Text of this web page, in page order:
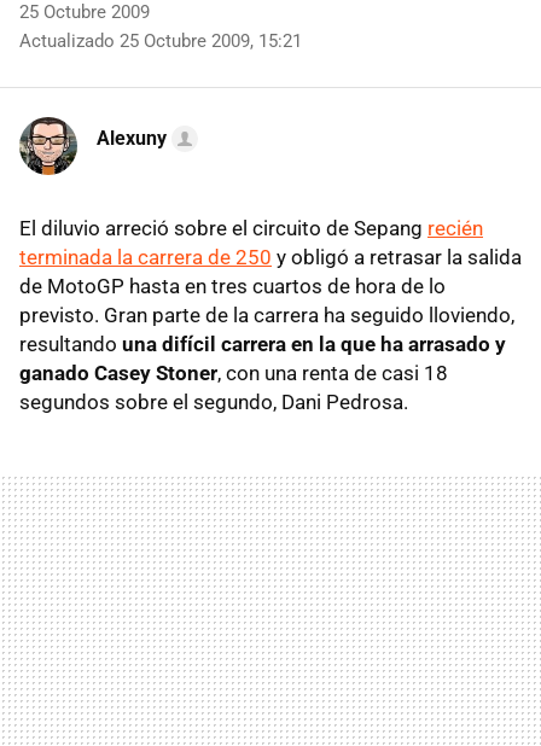
25 Octubre 2009
Actualizado 25 Octubre 2009, 15:21
Alexuny
El diluvio arreció sobre el circuito de Sepang recién
terminada la carrera de 250 y obligó a retrasar la salida
de MotoGP hasta en tres cuartos de hora de lo
previsto. Gran parte de la carrera ha seguido lloviendo,
resultando una difícil carrera en la que ha arrasado y
ganado Casey Stoner, con una renta de casi 18
segundos sobre el segundo, Dani Pedrosa.